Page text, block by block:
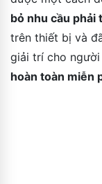
bỏ nhu cầu phải
trên thiết bị và
giải trí cho
hoàn toàn miễn